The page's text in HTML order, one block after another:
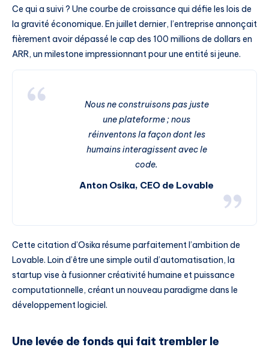
Ce qui a suivi ? Une courbe de croissance qui défie les lois de
la gravité économique. En juillet dernier, l’entreprise annonçait
fièrement avoir dépassé le cap des 100 millions de dollars en
ARR, un milestone impressionnant pour une entité si jeune.
Nous ne construisons pas juste
une plateforme ; nous
réinventons la façon dont les
humains interagissent avec le
code.
Anton Osika, CEO de Lovable
Cette citation d’Osika résume parfaitement l’ambition de
Lovable. Loin d’être une simple outil d’automatisation, la
startup vise à fusionner créativité humaine et puissance
computationnelle, créant un nouveau paradigme dans le
développement logiciel.
Une levée de fonds qui fait trembler le